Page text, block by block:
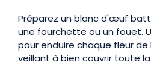
Préparez un blanc d'œuf
une fourchette ou un fouet.
pour enduire chaque fleur
veillant à bien couvrir toute